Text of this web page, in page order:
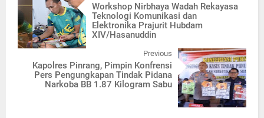
Workshop Nirbhaya Wadah Rekayasa
Teknologi Komunikasi dan
Elektronika Prajurit Hubdam
XIV/Hasanuddin
Previous
Kapolres Pinrang, Pimpin Konfrensi
Pers Pengungkapan Tindak Pidana
Narkoba BB 1.87 Kilogram Sabu